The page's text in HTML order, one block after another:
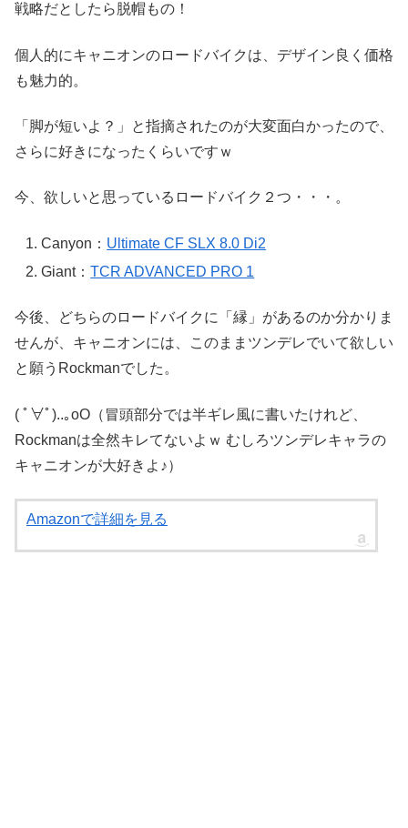
戦略だとしたら脱帽もの！
個人的にキャニオンのロードバイクは、デザイン良く価格
も魅力的。
「脚が短いよ？」と指摘されたのが大変面白かったので、
さらに好きになったくらいですｗ
今、欲しいと思っているロードバイク２つ・・・。
Canyon： Ultimate CF SLX 8.0 Di2
Giant：TCR ADVANCED PRO 1
今後、
どちらのロードバイクに「縁」があるのか分かりま
せんが、キャニオンには、このままツンデレでいて欲しい
と願うRockmanでした。
( ﾟ∀ﾟ)..｡oO（冒頭部分では半ギレ風に書いたけれど、
Rockmanは全然キレてないよｗ むしろツンデレキャラの
キャニオンが大好きよ♪）
Amazonで詳細を見る